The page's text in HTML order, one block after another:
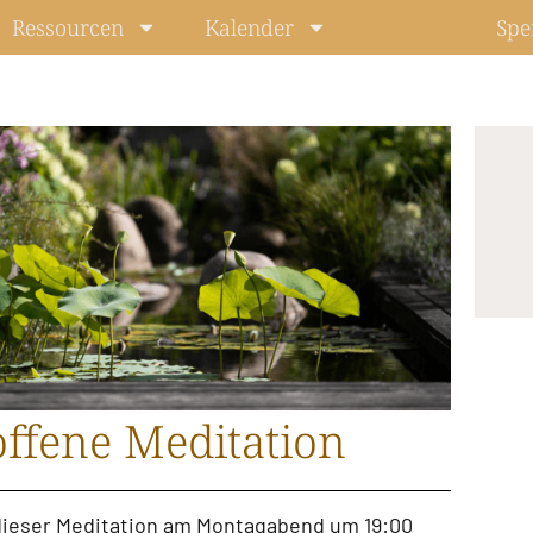
Ressourcen Kalender
Meditation
Meditation am Montagabend um 19:00